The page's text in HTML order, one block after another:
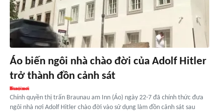
Áo biến ngôi nhà chào đời của Adolf Hitler
trở thành đồn cảnh sát
Chính quyền thị trấn Braunau am Inn (Áo) ngày 22-7 đã chính thức đưa
ngôi nhà nơi Adolf Hitler chào đời vào sử dụng làm đồn cảnh sát sau